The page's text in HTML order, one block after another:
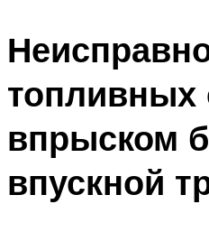
топливных
впрыском
впускной